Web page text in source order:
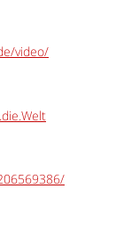
video/